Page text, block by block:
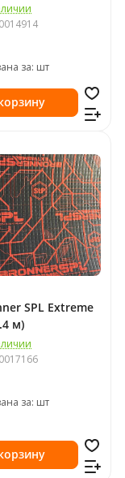
за: шт
SPL Extreme
м)
за: шт